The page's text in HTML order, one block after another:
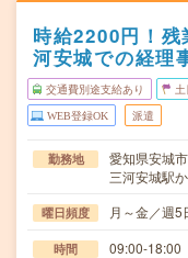
時給2200円！
河安城での経理
交通費別途支給あり
WEB登録OK 派遣
勤務地
愛知県安城市
三河安城駅
曜日頻度 月～金／週5
時間 09:00-18:00